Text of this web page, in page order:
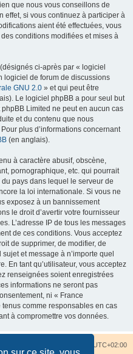
que nous vous conseillons de
effet, si vous continuez à participer à
aient été effectuées, vous
conditions modifiées et mises à
ci-après par « logiciel
logiciel de forum de discussions
GNU 2.0 » et qui peut être
Le logiciel phpBB a pour seul but
Limited ne peut en aucun cas
et du contenu que nous
plus d’informations concernant
(en anglais).
à caractère abusif, obscène,
pornographique, etc. qui pourrait
pays dans lequel le serveur de
la loi internationale. Si vous ne
exposez à un bannissement
le droit d’avertir votre fournisseur
L’adresse IP de tous les messages
de ces conditions. Vous acceptez
de supprimer, de modifier, de
et message à n’importe quel
En tant qu’utilisateur, vous acceptez
renseignées soient enregistrées
informations ne seront pas
ni « France
comme responsables en cas
à compromettre vos données.
UTC+02:00